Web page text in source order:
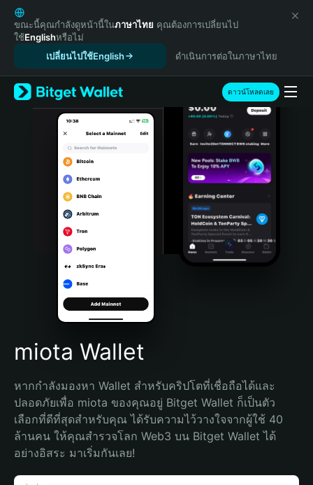
English
日本語
Tiếng Việt
Español (Latinoamérica)
Türkçe
Italiano
Português (Portugal)
Bahasa Indonesia
Português (Brasil)
Español (Argentina)
ขณะนี้คุณกำลังดูหน้านี้ในภาษาไทย คุณต้องการเปลี่ยนไป
ใช้Englishหรือไม่
เปลี่ยนไปใช้English
ดำเนินการต่อในภาษาไทย
ดาวน์โหลดเลย
miota Wallet
หากกำลังมองหา Wallet สำหรับคริปโตที่เชื่อถือได้และ
ปลอดภัยเพื่อ miota ของคุณอยู่ Bitget Wallet ก็เป็นตัว
เลือกที่ดีที่สุดสำหรับคุณ ได้รับความไว้วางใจจากผู้ใช้ 40
ล้านคน ให้คุณสำรวจโลก Web3 บน Bitget Wallet ได้
อย่างอิสระ มาเริ่มกันเลย!